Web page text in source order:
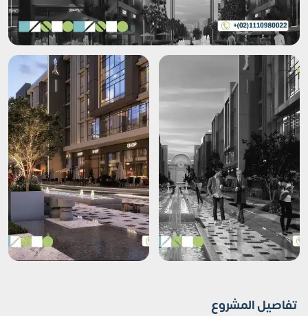
تفاصيل المشروع